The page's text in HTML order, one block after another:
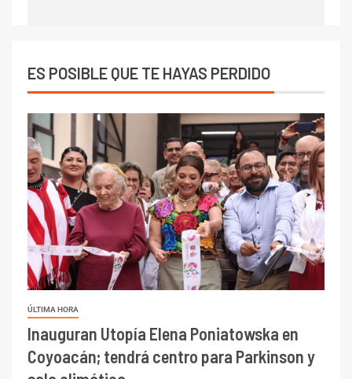
ES POSIBLE QUE TE HAYAS PERDIDO
ÚLTIMA HORA
Inauguran Utopía Elena Poniatowska en
Coyoacán; tendrá centro para Parkinson y